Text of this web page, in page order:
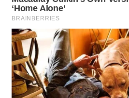
WAHANA
SPORT
WAHANA
UMKM
WAHANA